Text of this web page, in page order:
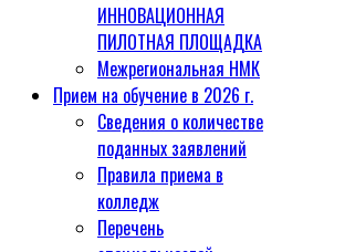
ИННОВАЦИОННАЯ
ПИЛОТНАЯ ПЛОЩАДКА
Межрегиональная НМК
Прием на обучение в 2026 г.
Сведения о количестве
поданных заявлений
Правила приема в
колледж
Перечень